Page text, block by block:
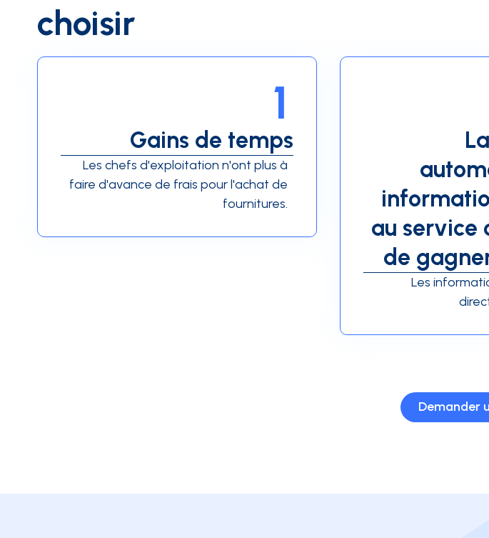
choisir
Gains de temps
1
Les chefs d'exploitation n'ont plus à
faire d'avance de frais pour l'achat de
fournitures.
au service
de
Les
Demander